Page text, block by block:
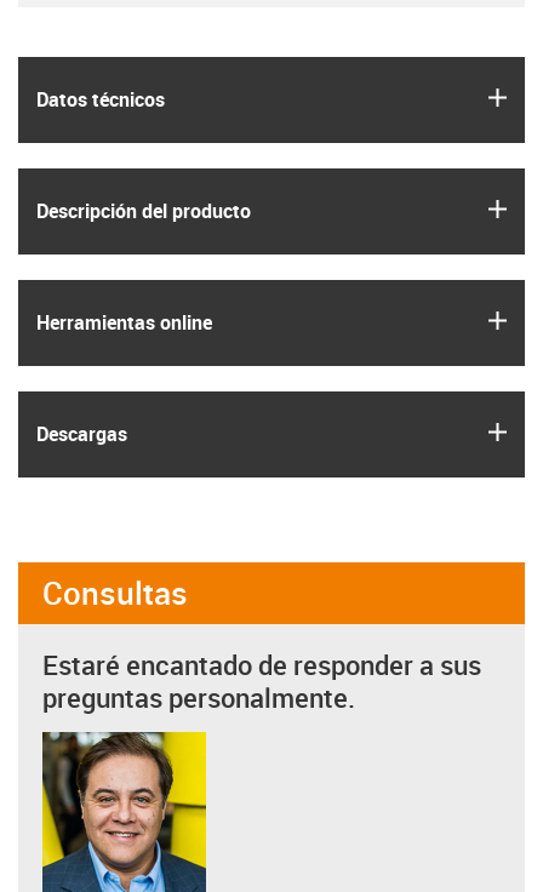
Datos técnicos
Descripción del producto
Herramientas online
Descargas
Consultas
Estaré encantado de responder a sus
preguntas personalmente.